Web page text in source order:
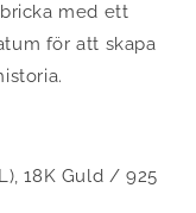
med ett
för att skapa
18K Guld / 925